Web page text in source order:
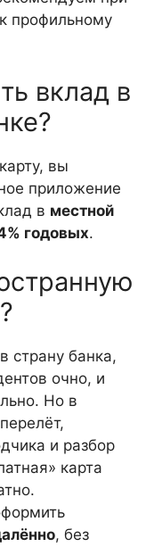
профильному
вклад в
вы
приложение
в местной
годовых.
страну банка,
очно, и
Но в
и разбор
карта
, без